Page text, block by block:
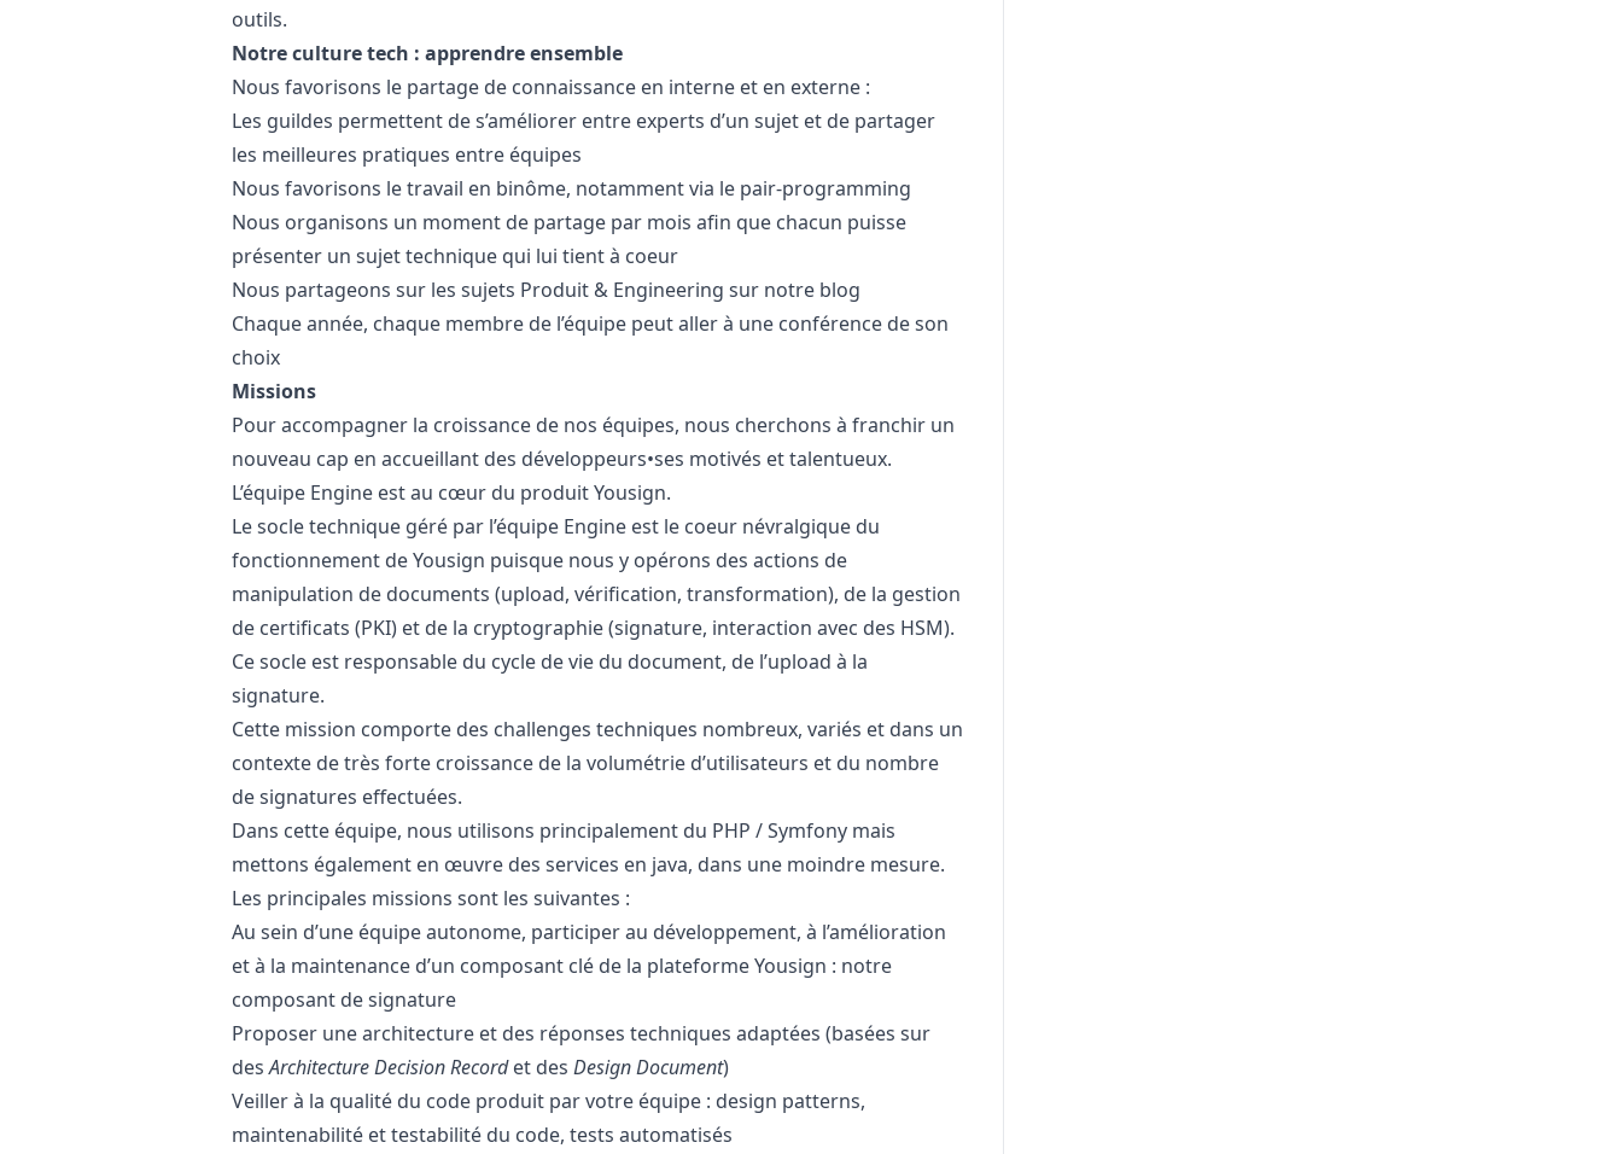
outils.
Notre culture tech : apprendre ensemble
Nous favorisons le partage de connaissance en interne et en externe :
Les guildes permettent de s’améliorer entre experts d’un sujet et de partager
les meilleures pratiques entre équipes
Nous favorisons le travail en binôme, notamment via le pair-programming
Nous organisons un moment de partage par mois afin que chacun puisse
présenter un sujet technique qui lui tient à coeur
Nous partageons sur les sujets Produit & Engineering sur notre blog
Chaque année, chaque membre de l’équipe peut aller à une conférence de son
choix
Missions
Pour accompagner la croissance de nos équipes, nous cherchons à franchir un
nouveau cap en accueillant des développeurs•ses motivés et talentueux.
L’équipe Engine est au cœur du produit Yousign.
Le socle technique géré par l’équipe Engine est le coeur névralgique du
fonctionnement de Yousign puisque nous y opérons des actions de
manipulation de documents (upload, vérification, transformation), de la gestion
de certificats (PKI) et de la cryptographie (signature, interaction avec des HSM).
Ce socle est responsable du cycle de vie du document, de l’upload à la
signature.
Cette mission comporte des challenges techniques nombreux, variés et dans un
contexte de très forte croissance de la volumétrie d’utilisateurs et du nombre
de signatures effectuées.
Dans cette équipe, nous utilisons principalement du PHP / Symfony mais
mettons également en œuvre des services en java, dans une moindre mesure.
Les principales missions sont les suivantes :
Au sein d’une équipe autonome, participer au développement, à l’amélioration
et à la maintenance d’un composant clé de la plateforme Yousign : notre
composant de signature
Proposer une architecture et des réponses techniques adaptées (basées sur
desArchitecture Decision Recordet des Design Document)
Veiller à la qualité du code produit par votre équipe : design patterns,
maintenabilité et testabilité du code, tests automatisés